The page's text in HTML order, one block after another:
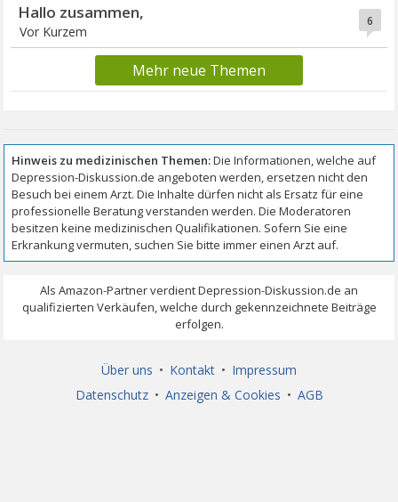
6
Hallo zusammen,
Vor Kurzem
Mehr neue Themen
Über uns • Kontakt • Impressum
Datenschutz • Anzeigen & Cookies • AGB